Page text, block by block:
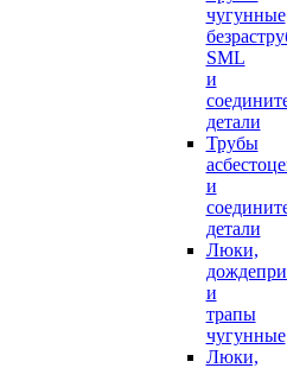
чугунные
SML
и
детали
Трубы
и
детали
Люки,
и
трапы
чугунные
Люки,